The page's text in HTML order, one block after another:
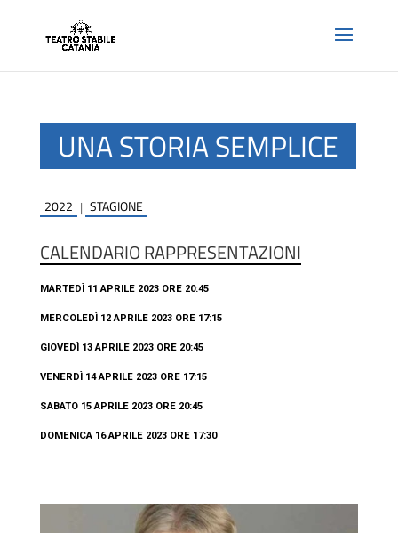
UNA STORIA SEMPLICE
2022 | STAGIONE
CALENDARIO RAPPRESENTAZIONI
MARTEDÌ 11 APRILE 2023 ORE 20:45
MERCOLEDÌ 12 APRILE 2023 ORE 17:15
GIOVEDÌ 13 APRILE 2023 ORE 20:45
VENERDÌ 14 APRILE 2023 ORE 17:15
SABATO 15 APRILE 2023 ORE 20:45
DOMENICA 16 APRILE 2023 ORE 17:30